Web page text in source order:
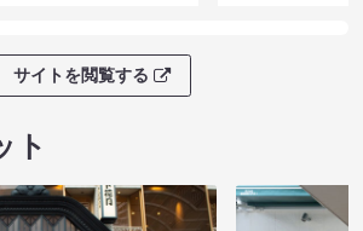
サイトを閲覧する
ト